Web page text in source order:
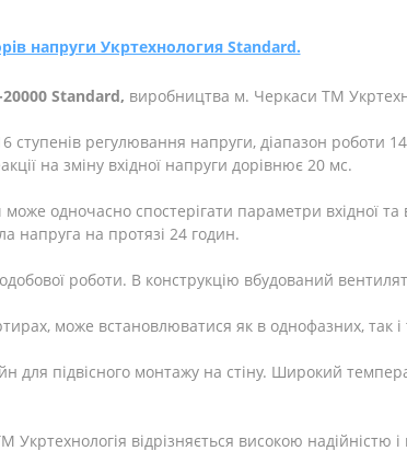
напруги Укртехнология Standard.
Standard, виробництва м. Черкаси ТМ
ступенів регулювання напруги, діапазон роботи
на зміну вхідної напруги дорівнює 20 мс.
одночасно спостерігати параметри вхідної
напруга на протязі 24 годин.
роботи. В конструкцію вбудований
може встановлюватися як в однофазних, так
для підвісного монтажу на стіну. Широкий
Укртехнологія відрізняється високою надійністю